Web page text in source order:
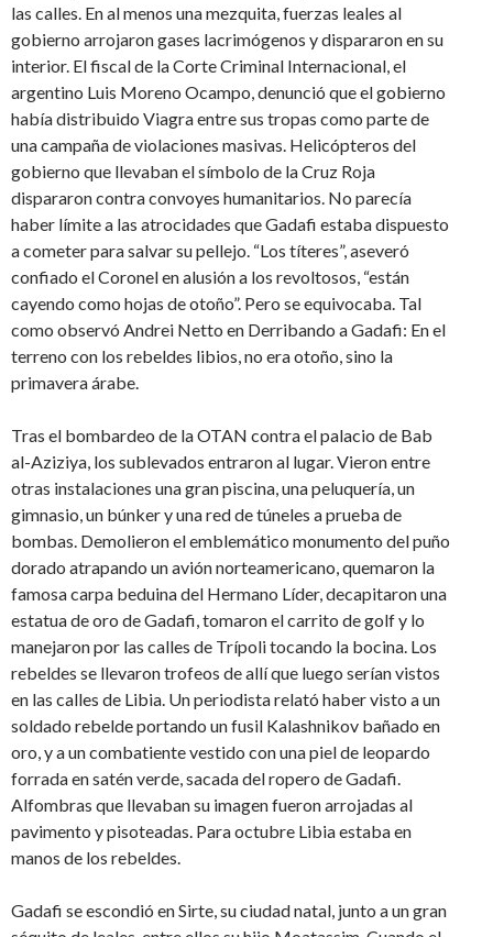
las calles. En al menos una mezquita, fuerzas leales al
gobierno arrojaron gases lacrimógenos y dispararon en su
interior. El fiscal de la Corte Criminal Internacional, el
argentino Luis Moreno Ocampo, denunció que el gobierno
había distribuido Viagra entre sus tropas como parte de
una campaña de violaciones masivas. Helicópteros del
gobierno que llevaban el símbolo de la Cruz Roja
dispararon contra convoyes humanitarios. No parecía
haber límite a las atrocidades que Gadafi estaba dispuesto
a cometer para salvar su pellejo. “Los títeres”, aseveró
confiado el Coronel en alusión a los revoltosos, “están
cayendo como hojas de otoño”. Pero se equivocaba. Tal
como observó Andrei Netto en Derribando a Gadafi: En el
terreno con los rebeldes libios, no era otoño, sino la
primavera árabe.
Tras el bombardeo de la OTAN contra el palacio de Bab
al-Aziziya, los sublevados entraron al lugar. Vieron entre
otras instalaciones una gran piscina, una peluquería, un
gimnasio, un búnker y una red de túneles a prueba de
bombas. Demolieron el emblemático monumento del puño
dorado atrapando un avión norteamericano, quemaron la
famosa carpa beduina del Hermano Líder, decapitaron una
estatua de oro de Gadafi, tomaron el carrito de golf y lo
manejaron por las calles de Trípoli tocando la bocina. Los
rebeldes se llevaron trofeos de allí que luego serían vistos
en las calles de Libia. Un periodista relató haber visto a un
soldado rebelde portando un fusil Kalashnikov bañado en
oro, y a un combatiente vestido con una piel de leopardo
forrada en satén verde, sacada del ropero de Gadafi.
Alfombras que llevaban su imagen fueron arrojadas al
pavimento y pisoteadas. Para octubre Libia estaba en
manos de los rebeldes.
Gadafi se escondió en Sirte, su ciudad natal, junto a un gran